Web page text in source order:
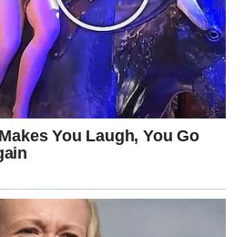
i potpuno ste u pravu.
okruženja.
dalje